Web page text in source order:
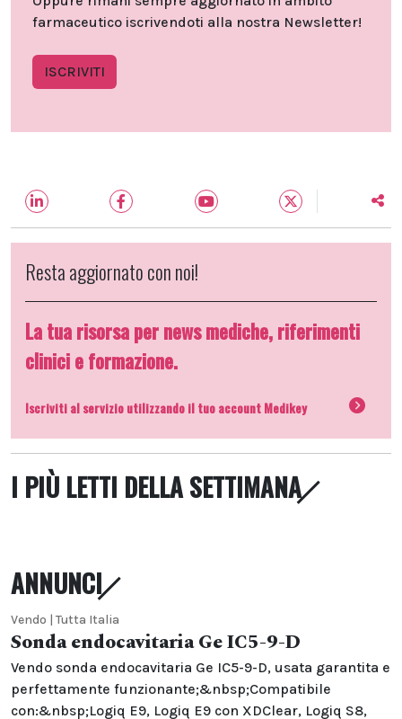
farmaceutico iscrivendoti alla nostra Newsletter!
ISCRIVITI
Resta aggiornato con noi!
La tua risorsa per news mediche, riferimenti
clinici e formazione.
Iscriviti al servizio utilizzando il tuo account Medikey
I PIÙ LETTI DELLA SETTIMANA
ANNUNCI
Vendo | Tutta Italia
Sonda endocavitaria Ge IC5-9-D
Vendo sonda endocavitaria Ge IC5-9-D, usata garantita e
perfettamente funzionante;&nbsp;Compatibile
con:&nbsp;Logiq E9, Logiq E9 con XDClear, Logiq S8,